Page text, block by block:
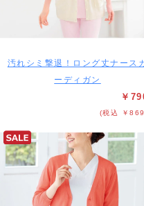
汚れシミ撃退！ロング丈ナース
ーディガン
￥
(税込 ￥